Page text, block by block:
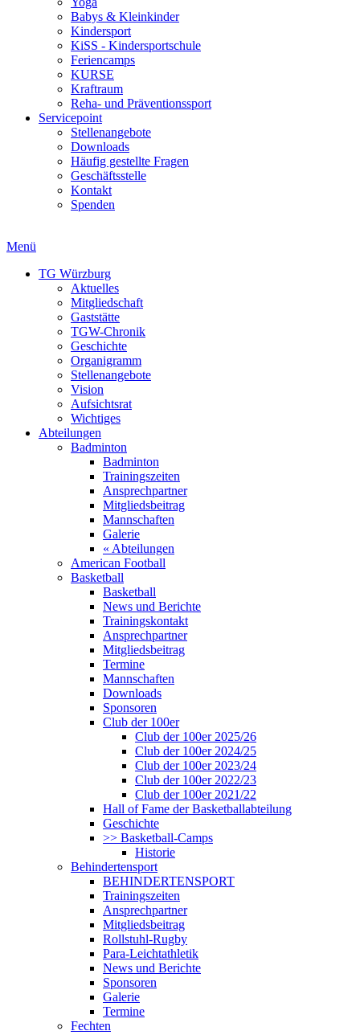
Babys & Kleinkinder
Kindersport
KiSS - Kindersportschule
Feriencamps
KURSE
Kraftraum
Reha- und Präventionssport
Servicepoint
Stellenangebote
Downloads
Häufig gestellte Fragen
Geschäftsstelle
Kontakt
Spenden
Menü
TG Würzburg
Aktuelles
Mitgliedschaft
Gaststätte
TGW-Chronik
Geschichte
Organigramm
Stellenangebote
Vision
Aufsichtsrat
Wichtiges
Abteilungen
Badminton
Badminton
Trainingszeiten
Ansprechpartner
Mitgliedsbeitrag
Mannschaften
Galerie
« Abteilungen
American Football
Basketball
Basketball
News und Berichte
Trainingskontakt
Ansprechpartner
Mitgliedsbeitrag
Termine
Mannschaften
Downloads
Sponsoren
Club der 100er
Club der 100er 2025/26
Club der 100er 2024/25
Club der 100er 2023/24
Club der 100er 2022/23
Club der 100er 2021/22
Hall of Fame der Basketballabteilung
Geschichte
>> Basketball-Camps
Historie
Behindertensport
BEHINDERTENSPORT
Trainingszeiten
Ansprechpartner
Mitgliedsbeitrag
Rollstuhl-Rugby
Para-Leichtathletik
News und Berichte
Sponsoren
Galerie
Termine
Fechten